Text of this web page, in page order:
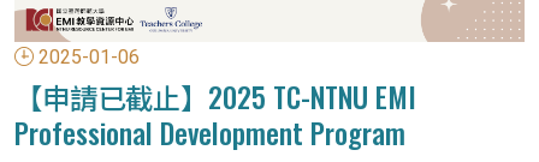
2025-01-06
【申請已截止】2025 TC-NTNU EMI
Professional Development Program